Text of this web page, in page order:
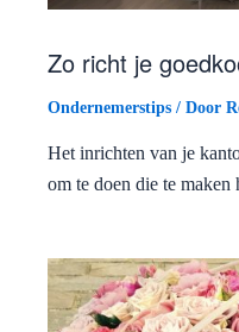
Zo richt je
Ondernemerstips / Door
Het inrichten van je
om te doen die te